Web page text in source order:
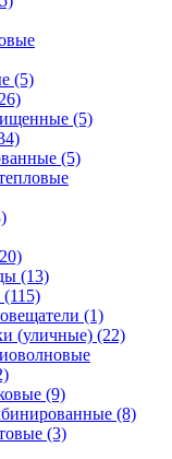
(5)
(5)
(5)
(13)
(115)
(1)
(уличные) (22)
(9)
(8)
(3)